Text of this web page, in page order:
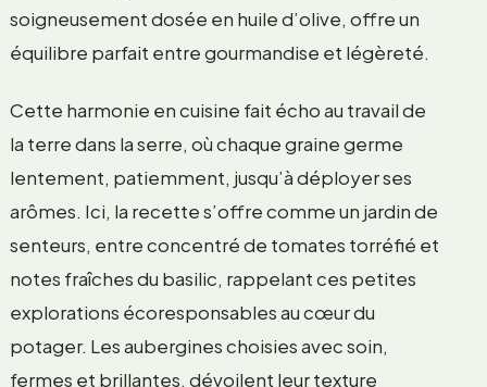
soigneusement dosée en huile d’olive, offre un
équilibre parfait entre gourmandise et légèreté.
Cette harmonie en cuisine fait écho au travail de
la terre dans la serre, où chaque graine germe
lentement, patiemment, jusqu’à déployer ses
arômes. Ici, la recette s’offre comme un jardin de
senteurs, entre concentré de tomates torréfié et
notes fraîches du basilic, rappelant ces petites
explorations écoresponsables au cœur du
potager. Les aubergines choisies avec soin,
fermes et brillantes, dévoilent leur texture